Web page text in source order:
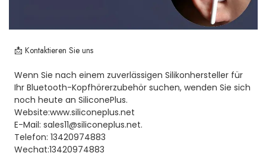
📩 Kontaktieren Sie uns
Wenn Sie nach einem zuverlässigen Silikonhersteller für
Ihr Bluetooth-Kopfhörerzubehör suchen, wenden Sie sich
noch heute an SiliconePlus.
Website:www.siliconeplus.net
E-Mail: sales11@siliconeplus.net.
Telefon: 13420974883
Wechat:13420974883